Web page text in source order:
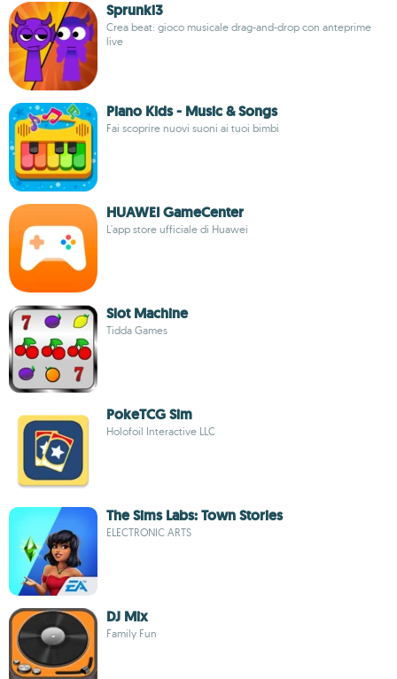
Sprunki3
Crea beat: gioco musicale drag-and-drop con anteprime
live
Piano Kids - Music & Songs
Fai scoprire nuovi suoni ai tuoi bimbi
HUAWEI GameCenter
L'app store ufficiale di Huawei
Slot Machine
Tidda Games
PokeTCG Sim
Holofoil Interactive LLC
The Sims Labs: Town Stories
ELECTRONIC ARTS
DJ Mix
Family Fun